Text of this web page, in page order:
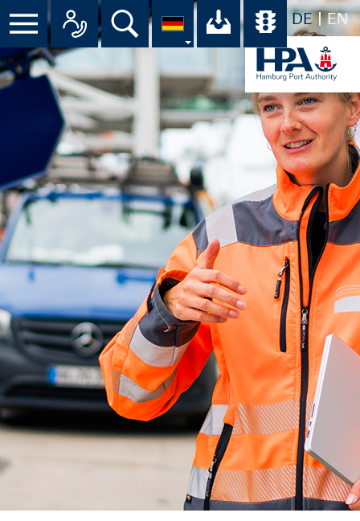
DE EN
Suche Ihr Download-